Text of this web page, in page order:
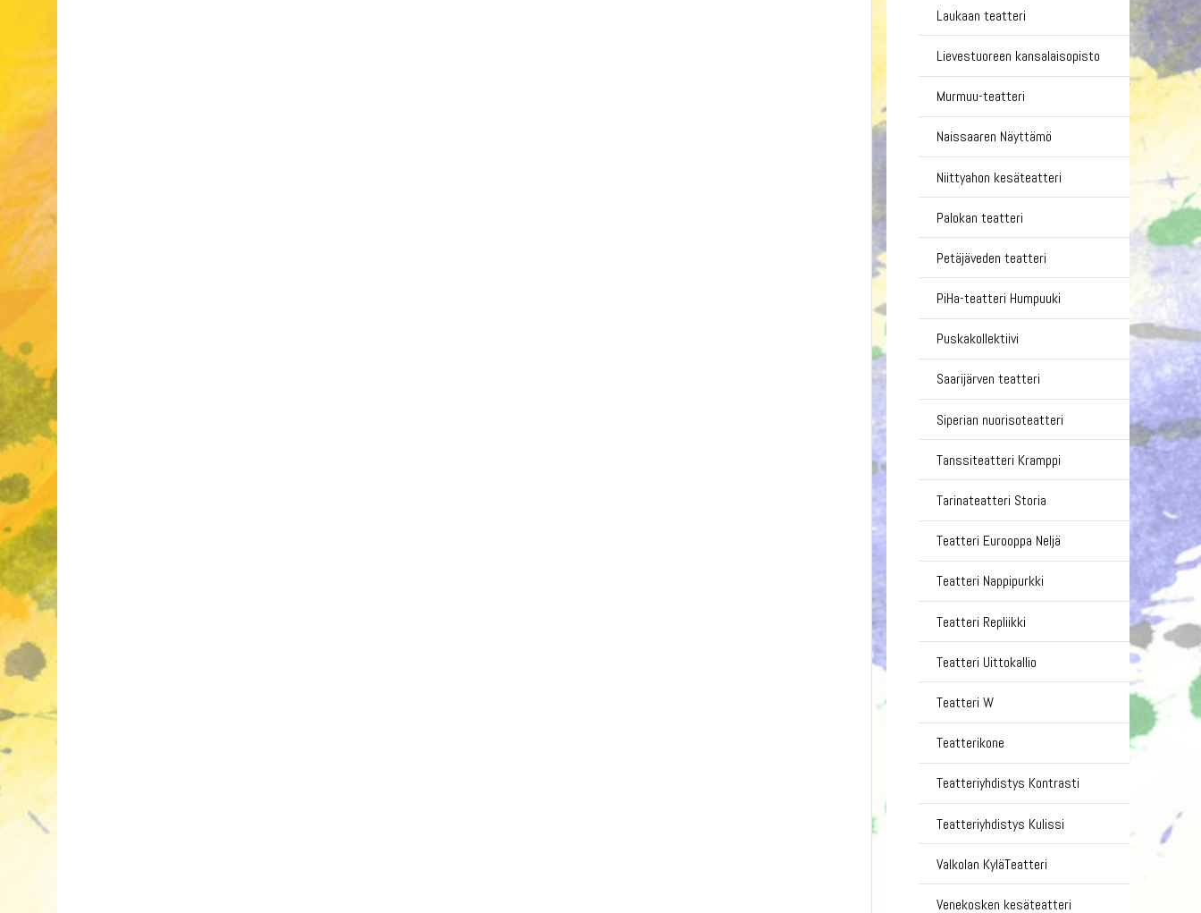
Laukaan teatteri
Lievestuoreen kansalaisopisto
Murmuu-teatteri
Naissaaren Näyttämö
Niittyahon kesäteatteri
Palokan teatteri
Petäjäveden teatteri
PiHa-teatteri Humpuuki
Puskakollektiivi
Saarijärven teatteri
Siperian nuorisoteatteri
Tanssiteatteri Kramppi
Tarinateatteri Storia
Teatteri Eurooppa Neljä
Teatteri Nappipurkki
Teatteri Repliikki
Teatteri Uittokallio
Teatteri W
Teatterikone
Teatteriyhdistys Kontrasti
Teatteriyhdistys Kulissi
Valkolan KyläTeatteri
Venekosken kesäteatteri